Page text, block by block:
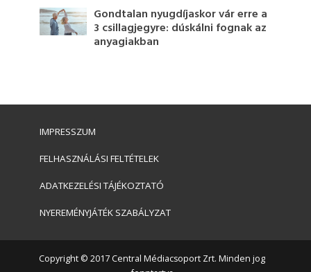
Gondtalan nyugdíjaskor vár erre a
3 csillagjegyre: dúskálni fognak az
anyagiakban
IMPRESSZUM
FELHASZNÁLÁSI FELTÉTELEK
ADATKEZELÉSI TÁJÉKOZTATÓ
NYEREMÉNYJÁTÉK SZABÁLYZAT
Copyright © 2017 Central Médiacsoport Zrt. Minden jog